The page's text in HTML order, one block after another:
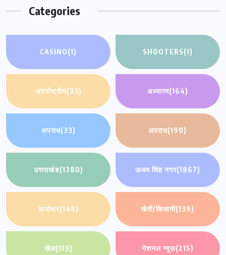
Categories
CASINO(1) SHOOTERS(1)
अंतर्राष्ट्रीय(33) अध्यात्म(164)
अपराध(33) अपराध(190)
उत्तराखंड(1380) ऊधम सिंह नगर(1867)
कारोबार(148) खेती/किसानी(139)
खेल(119) नेशनल न्यूज़(215)